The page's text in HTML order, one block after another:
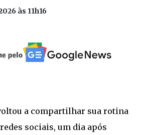
às 11h16
a compartilhar sua rotina
sociais, um dia após